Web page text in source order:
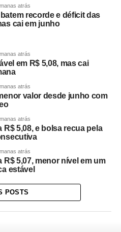
atrás
recorde e déficit das
cai em junho
atrás
em R$ 5,08, mas cai
atrás
valor desde junho com
atrás
R$ 5,08, e bolsa recua pela
atrás
R$ 5,07, menor nível em um
estável
POSTS